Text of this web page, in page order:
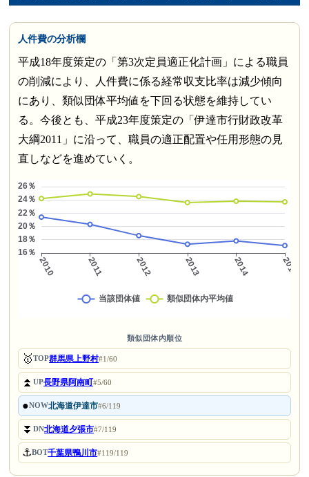
人件費の分析欄
平成18年度策定の「第3次定員適正化計画」による職員
の削減により、人件費に係る経常収支比率は減少傾向
にあり、類似団体平均値を下回る状態を維持してい
る。今後とも、平成23年度策定の「伊達市行財政改革
大綱2011」に沿って、職員の適正配置や任用形態の見
直しなどを進めていく。
類似団体内順位
🥇TOP群馬県上野村#1/60
⏫UP長野県阿南町#5/60
●NOW北海道伊達市#6/119
⏬DN北海道夕張市#7/119
⚓BOT千葉県鴨川市#119/119